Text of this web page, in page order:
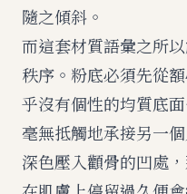
隨之傾斜。
而這套材質語彙之所
秩序。粉底必須先從
乎沒有個性的均質底
毫無抵觸地承接另一
深色壓入顴骨的凹處